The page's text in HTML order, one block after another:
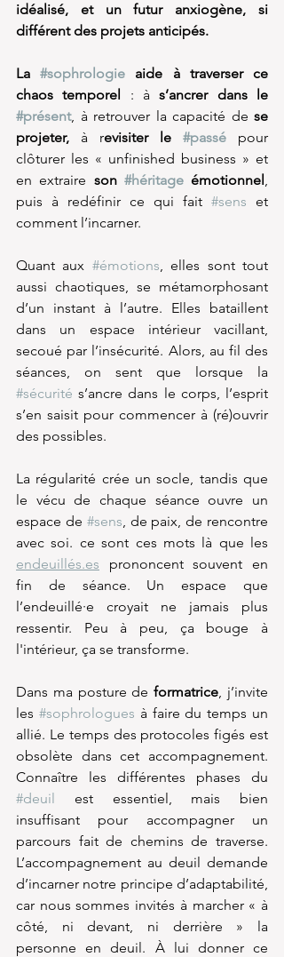
idéalisé, et un futur anxiogène, si
différent des projets anticipés.
La #sophrologie aide à traverser ce
chaos temporel
: à
#présent, à retrouver la capacité de se
projeter, à revisiter le #passé pour
clôturer les « unfinished business » et
en extraire son #héritage émotionnel ,
puis à redéfinir ce qui fait #sens et
comment l’incarner.
Quant aux #émotions, elles sont tout
aussi chaotiques, se métamorphosant
d’un instant à l’autre. Elles bataillent
dans un espace intérieur vacillant,
secoué par l’insécurité. Alors, au fil des
#sécurité s’ancre dans le corps, l’esprit
s’en saisit pour commencer à (ré)ouvrir
des possibles.
La régularité crée un socle, tandis que
le vécu de chaque séance ouvre un
espace de #sens, de paix, de rencontre
endeuillés.es prononcent souvent en
fin de séance. Un espace que
l’endeuillé·e croyait ne jamais plus
ressentir. Peu à peu, ça bouge à
l'intérieur, ça se transforme.
Dans ma posture de formatrice, j’invite
les #sophrologues à faire du temps un
allié. Le temps des protocoles figés est
obsolète dans cet accompagnement.
#deuil
est essentiel, mais bien
insuffisant pour accompagner un
parcours fait de chemins de traverse.
L’accompagnement au deuil demande
d’incarner notre principe d’adaptabilité,
car nous sommes invités à marcher « à
côté, ni devant, ni derrière » la
personne en deuil. À lui donner ce